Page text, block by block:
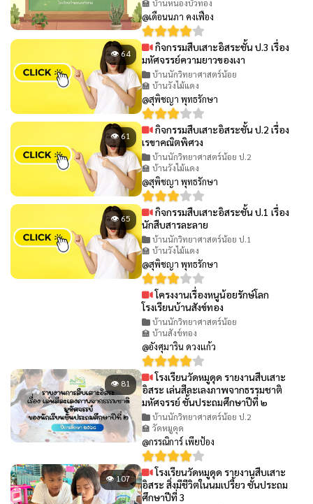
🏫 บ้านหนองบัวทอง
@เดือนนภา คงเฟือง
👁 64
กิจกรรมสืบเสาะอิสระชั้น ป.3 เรื่อง
มหัศจรรย์ความยาวของเงา
บ้านนักวิทยาศาสตร์น้อย
🏫 บ้านวังไม้แดง
@สุพิชญา พุทธรักษา
👁 61
กิจกรรมสืบเสาะอิสระชั้น ป.2 เรื่อง
เรขาคณิตพิศวง
บ้านนักวิทยาศาสตร์น้อย ป.2
🏫 บ้านวังไม้แดง
@สุพิชญา พุทธรักษา
👁 65
กิจกรรมสืบเสาะอิสระชั้น ป.1 เรื่อง
นักสืบสารละลาย
บ้านนักวิทยาศาสตร์น้อย ป.1
🏫 บ้านวังไม้แดง
@สุพิชญา พุทธรักษา
โครงงานเรื่องหนูน้อยรักษ์โลก
โรงเรียนบ้านสังข์ทอง
บ้านนักวิทยาศาสตร์น้อย
🏫 บ้านสังข์ทอง
@อังศุมาริน ดวงแก้ว
👁 81
โรงเรียนวัดหมูดุด รายงานสืบเสาะ
อิสระ เล่นสีละเลงภาพจากธรรมชาติ
มหัศจรรย์ ชั้นประถมศึกษาปีที่ ๒
บ้านนักวิทยาศาสตร์น้อย ป.2
🏫 วัดหมูดุด
@กรรณิการ์ เพียป้อง
👁 107
โรงเรียนวัดหมูดุด รายงานสืบเสาะ
อิสระ สิ่งมีชีวิตในนมเปรี้ยว ชั้นประถม
ศึกษาปีที่ 3